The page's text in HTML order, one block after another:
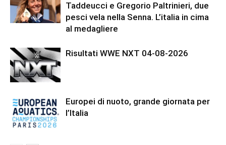
Taddeucci e Gregorio Paltrinieri, due
pesci vela nella Senna. L’italia in cima
al medagliere
Risultati WWE NXT 04-08-2026
Europei di nuoto, grande giornata per
l’Italia